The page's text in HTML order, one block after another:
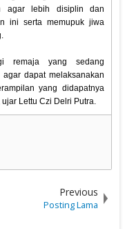
agar lebih disiplin dan
ini serta memupuk jiwa
remaja yang sedang
dapat melaksanakan
yang didapatnya
Lettu Czi Delri Putra.
Previous
Posting Lama